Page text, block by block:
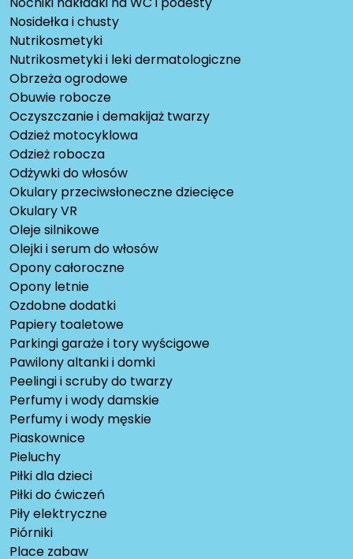
Nosidełka i chusty
Nutrikosmetyki
Nutrikosmetyki i leki dermatologiczne
Obrzeża ogrodowe
Obuwie robocze
Oczyszczanie i demakijaż twarzy
Odzież motocyklowa
Odzież robocza
Odżywki do włosów
Okulary przeciwsłoneczne dziecięce
Okulary VR
Oleje silnikowe
Olejki i serum do włosów
Opony całoroczne
Opony letnie
Ozdobne dodatki
Papiery toaletowe
Parkingi garaże i tory wyścigowe
Pawilony altanki i domki
Peelingi i scruby do twarzy
Perfumy i wody damskie
Perfumy i wody męskie
Piaskownice
Pieluchy
Piłki dla dzieci
Piłki do ćwiczeń
Piły elektryczne
Piórniki
Place zabaw